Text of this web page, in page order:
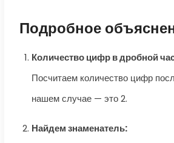
Подробное
Количество цифр в дробной
Посчитаем количество цифр
нашем случае — это 2.
Найдем знаменатель: